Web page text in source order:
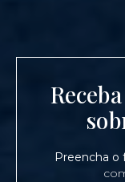
Preencha o